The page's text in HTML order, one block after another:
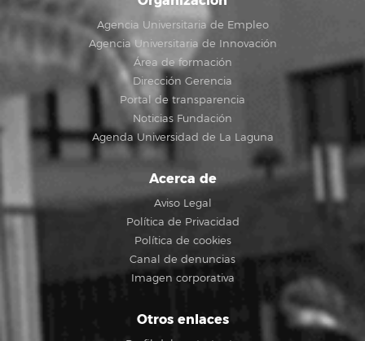
Agencia Universitaria de Empleo
Agencia Universitaria de Innovación
Área de formación
Dirección Gerencia
Portal de transparencia
Noticias Fundación
Agenda Universidad de La Laguna
Acerca de
Aviso Legal
Política de Privacidad
Política de cookies
Canal de denuncias
Imagen corporativa
Otros enlaces